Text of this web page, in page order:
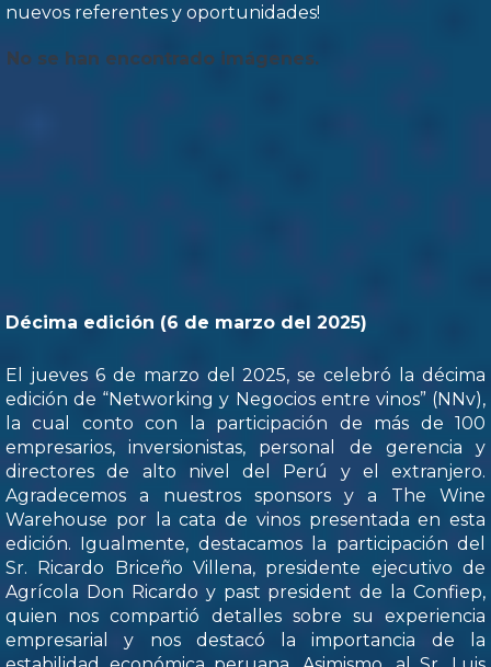
nuevos referentes y oportunidades!
No se han encontrado imágenes.
Décima edición (6 de marzo del 2025)
El jueves 6 de marzo del 2025, se celebró la décima
edición de “Networking y Negocios entre vinos” (NNv),
la cual conto con la participación de más de 100
empresarios, inversionistas, personal de gerencia y
directores de alto nivel del Perú y el extranjero.
Agradecemos a nuestros sponsors y a The Wine
Warehouse por la cata de vinos presentada en esta
edición. Igualmente, destacamos la participación del
Sr. Ricardo Briceño Villena, presidente ejecutivo de
Agrícola Don Ricardo y past president de la Confiep,
quien nos compartió detalles sobre su experiencia
empresarial y nos destacó la importancia de la